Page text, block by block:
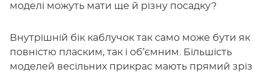
моделі можуть мати ще й різну посадку?
Внутрішній бік каблучок так само може бути як
повністю пласким, так і об’ємним. Більшість
моделей весільних прикрас мають прямий зріз